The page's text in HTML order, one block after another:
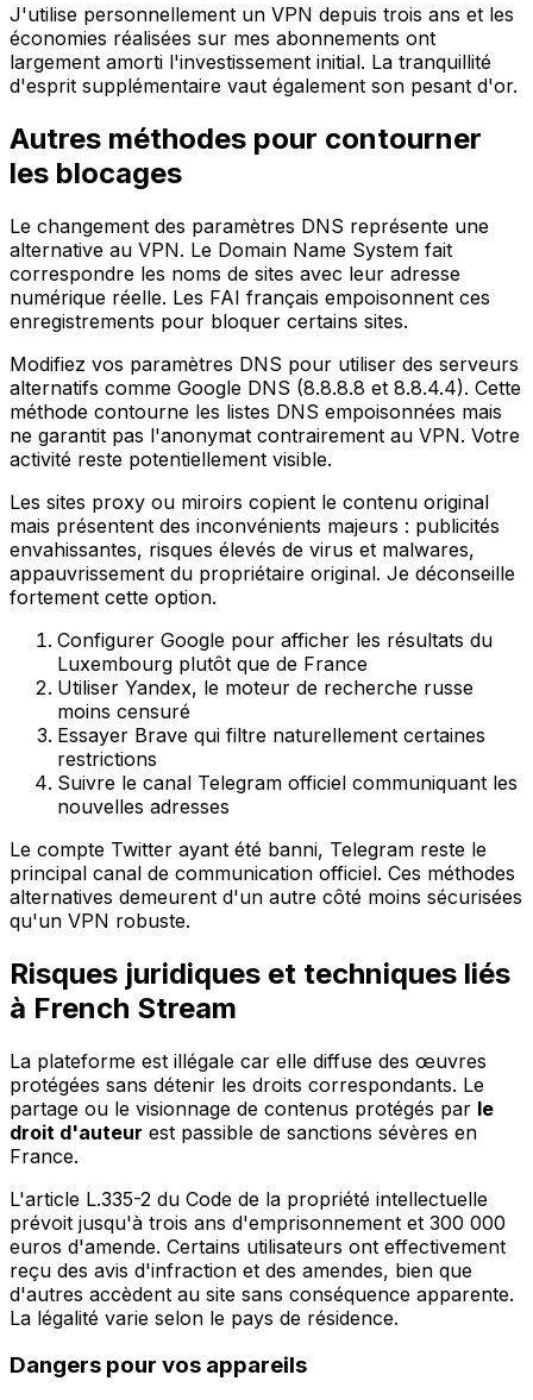
J'utilise personnellement un VPN depuis trois ans et les
économies réalisées sur mes abonnements ont
largement amorti l'investissement initial. La tranquillité
d'esprit supplémentaire vaut également son pesant d'or.
Autres méthodes pour contourner
les blocages
Le changement des paramètres DNS représente une
alternative au VPN. Le Domain Name System fait
correspondre les noms de sites avec leur adresse
numérique réelle. Les FAI français empoisonnent ces
enregistrements pour bloquer certains sites.
Modifiez vos paramètres DNS pour utiliser des serveurs
alternatifs comme Google DNS (8.8.8.8 et 8.8.4.4). Cette
méthode contourne les listes DNS empoisonnées mais
ne garantit pas l'anonymat contrairement au VPN. Votre
activité reste potentiellement visible.
Les sites proxy ou miroirs copient le contenu original
mais présentent des inconvénients majeurs : publicités
envahissantes, risques élevés de virus et malwares,
appauvrissement du propriétaire original. Je déconseille
fortement cette option.
Configurer Google pour afficher les résultats du
Luxembourg plutôt que de France
Utiliser Yandex, le moteur de recherche russe
moins censuré
Essayer Brave qui filtre naturellement certaines
restrictions
Suivre le canal Telegram officiel communiquant les
nouvelles adresses
Le compte Twitter ayant été banni, Telegram reste le
principal canal de communication officiel. Ces méthodes
alternatives demeurent d'un autre côté moins sécurisées
qu'un VPN robuste.
Risques juridiques et techniques liés
à French Stream
La plateforme est illégale car elle diffuse des œuvres
protégées sans détenir les droits correspondants. Le
partage ou le visionnage de contenus protégés par le
droit d'auteur est passible de sanctions sévères en
France.
L'article L.335-2 du Code de la propriété intellectuelle
prévoit jusqu'à trois ans d'emprisonnement et 300 000
euros d'amende. Certains utilisateurs ont effectivement
reçu des avis d'infraction et des amendes, bien que
d'autres accèdent au site sans conséquence apparente.
La légalité varie selon le pays de résidence.
Dangers pour vos appareils